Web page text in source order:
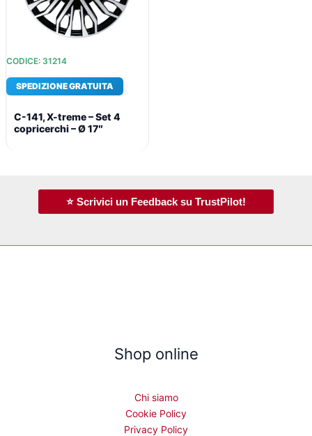
CODICE: 31214
SPEDIZIONE GRATUITA
C-141, X-treme – Set 4
copricerchi – Ø 17″
⭐ Scrivici un Feedback su TrustPilot!
Shop online
Chi siamo
Cookie Policy
Privacy Policy